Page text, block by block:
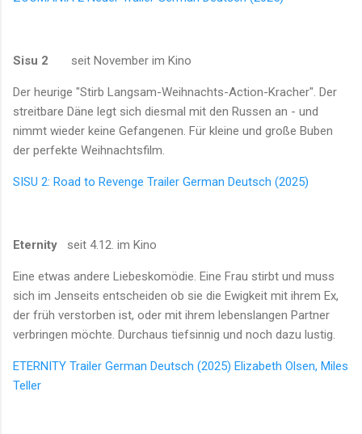
Sisu 2 seit November im Kino
Der heurige "Stirb Langsam-Weihnachts-Action-Kracher". Der
streitbare Däne legt sich diesmal mit den Russen an - und
nimmt wieder keine Gefangenen. Für kleine und große Buben
der perfekte Weihnachtsfilm.
SISU 2: Road to Revenge Trailer German Deutsch (2025)
Eternity seit 4.12. im Kino
Eine etwas andere Liebeskomödie. Eine Frau stirbt und muss
sich im Jenseits entscheiden ob sie die Ewigkeit mit ihrem Ex,
der früh verstorben ist, oder mit ihrem lebenslangen Partner
verbringen möchte. Durchaus tiefsinnig und noch dazu lustig.
ETERNITY Trailer German Deutsch (2025) Elizabeth Olsen, Miles
Teller